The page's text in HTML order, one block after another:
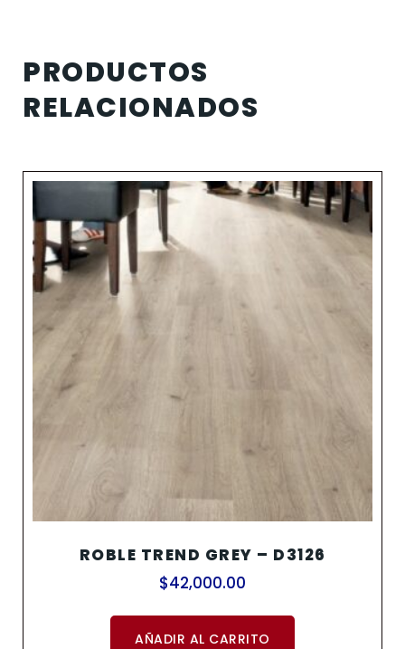
PRODUCTOS
RELACIONADOS
ROBLE TREND GREY – D3126
$42,000.00
AÑADIR AL CARRITO